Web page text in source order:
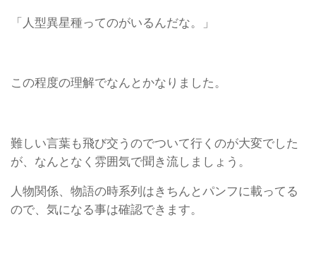
「人型異星種ってのがいるんだな。」
この程度の理解でなんとかなりました。
難しい言葉も飛び交うのでついて行くのが大変でした
が、なんとなく雰囲気で聞き流しましょう。
人物関係、物語の時系列はきちんとパンフに載ってる
ので、気になる事は確認できます。